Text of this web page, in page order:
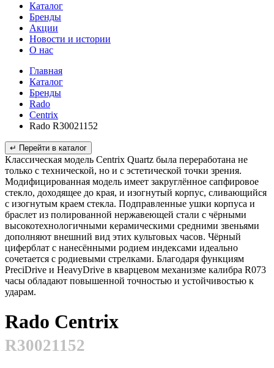
Каталог
Бренды
Акции
Новости и истории
О нас
Главная
Каталог
Бренды
Rado
Centrix
Rado R30021152
↵ Перейти в каталог
Классическая модель Centrix Quartz была переработана не
только с технической, но и с эстетической точки зрения.
Модифицированная модель имеет закруглённое сапфировое
стекло, доходящее до края, и изогнутый корпус, сливающийся
с изогнутым краем стекла. Подправленные ушки корпуса и
браслет из полированной нержавеющей стали с чёрными
высокотехнологичными керамическими средними звеньями
дополняют внешний вид этих культовых часов. Чёрный
циферблат с нанесёнными родием индексами идеально
сочетается с родиевыми стрелками. Благодаря функциям
PreciDrive и HeavyDrive в кварцевом механизме калибра R073
часы обладают повышенной точностью и устойчивостью к
ударам.
Rado Centrix
R30021152